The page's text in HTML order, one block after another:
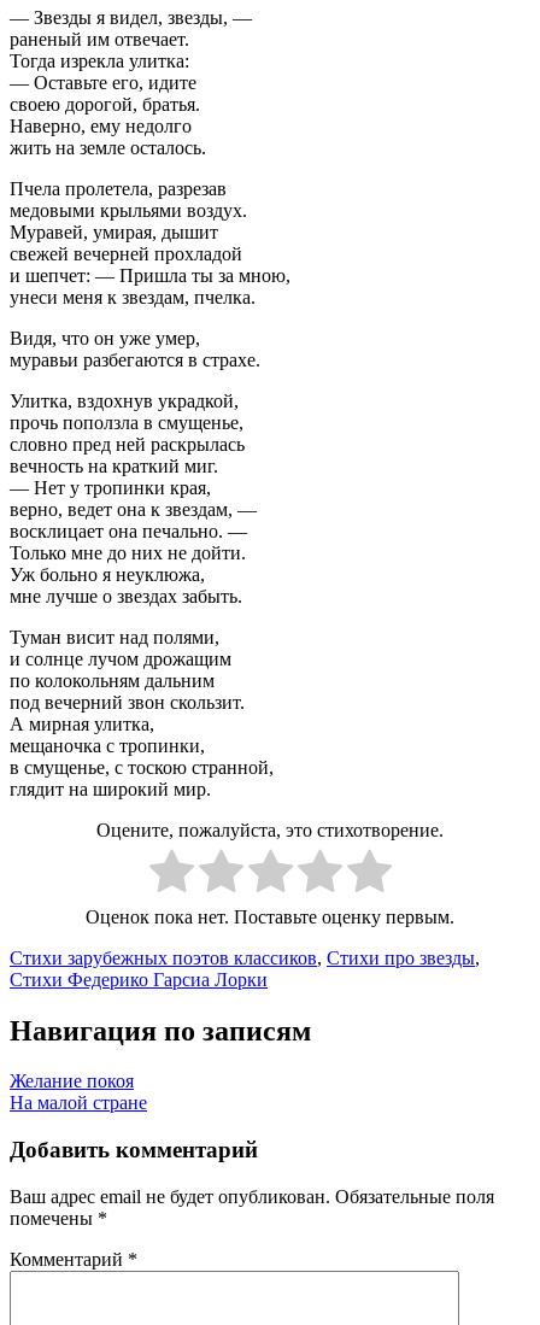
— Звезды я видел, звезды, —
раненый им отвечает.
Тогда изрекла улитка:
— Оставьте его, идите
своею дорогой, братья.
Наверно, ему недолго
жить на земле осталось.
Пчела пролетела, разрезав
медовыми крыльями воздух.
Муравей, умирая, дышит
свежей вечерней прохладой
и шепчет: — Пришла ты за мною,
унеси меня к звездам, пчелка.
Видя, что он уже умер,
муравьи разбегаются в страхе.
Улитка, вздохнув украдкой,
прочь поползла в смущенье,
словно пред ней раскрылась
вечность на краткий миг.
— Нет у тропинки края,
верно, ведет она к звездам, —
восклицает она печально. —
Только мне до них не дойти.
Уж больно я неуклюжа,
мне лучше о звездах забыть.
Туман висит над полями,
и солнце лучом дрожащим
по колокольням дальним
под вечерний звон скользит.
А мирная улитка,
мещаночка с тропинки,
в смущенье, с тоскою странной,
глядит на широкий мир.
Оцените, пожалуйста, это стихотворение.
Оценок пока нет. Поставьте оценку первым.
Стихи зарубежных поэтов классиков, Стихи про звезды,
Стихи Федерико Гарсиа Лорки
Навигация по записям
Желание покоя
На малой стране
Добавить комментарий
Ваш адрес email не будет опубликован. Обязательные поля
помечены *
Комментарий *